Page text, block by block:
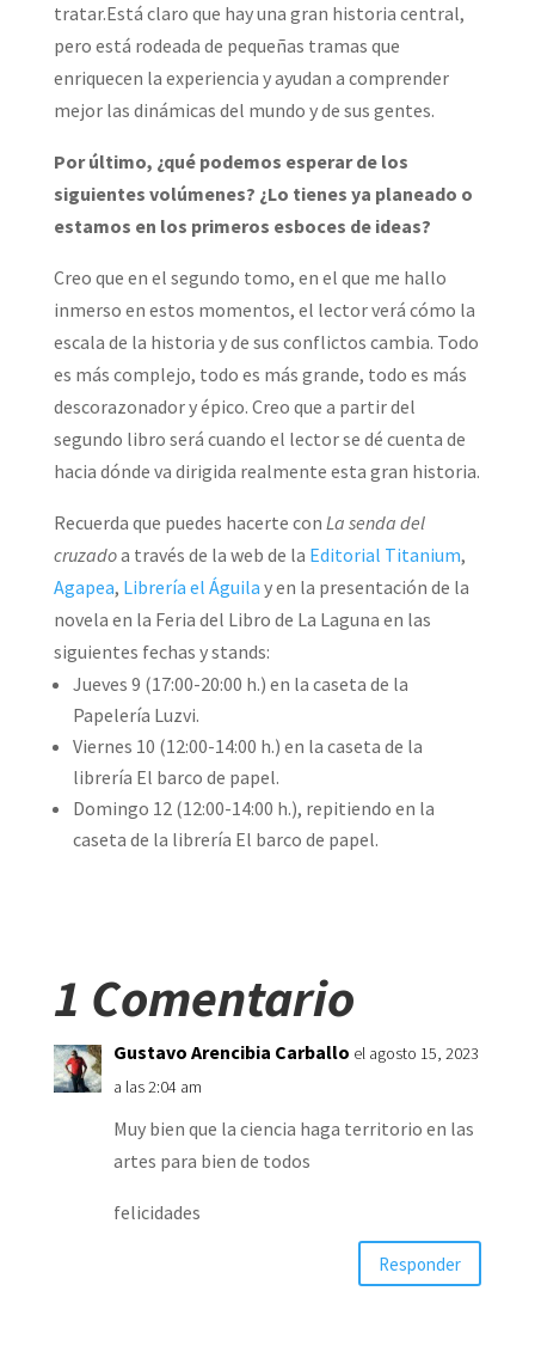
tratar.Está claro que hay una gran historia central,
pero está rodeada de pequeñas tramas que
enriquecen la experiencia y ayudan a comprender
mejor las dinámicas del mundo y de sus gentes.
Por último, ¿qué podemos esperar de los
siguientes volúmenes? ¿Lo tienes ya planeado o
estamos en los primeros esboces de ideas?
Creo que en el segundo tomo, en el que me hallo
inmerso en estos momentos, el lector verá cómo la
escala de la historia y de sus conflictos cambia. Todo
es más complejo, todo es más grande, todo es más
descorazonador y épico. Creo que a partir del
segundo libro será cuando el lector se dé cuenta de
hacia dónde va dirigida realmente esta gran historia.
Recuerda que puedes hacerte con La senda del
cruzadoa través de la web de la Editorial Titanium,
Agapea, Librería el Águila y en la presentación de la
novela en la Feria del Libro de La Laguna en las
siguientes fechas y stands:
Jueves 9 (17:00-20:00 h.) en la caseta de la
Papelería Luzvi.
Viernes 10 (12:00-14:00 h.) en la caseta de la
librería El barco de papel.
Domingo 12 (12:00-14:00 h.), repitiendo en la
caseta de la librería El barco de papel.
1 Comentario
Gustavo Arencibia Carballo el agosto 15, 2023
a las 2:04 am
Muy bien que la ciencia haga territorio en las
artes para bien de todos
felicidades
Responder